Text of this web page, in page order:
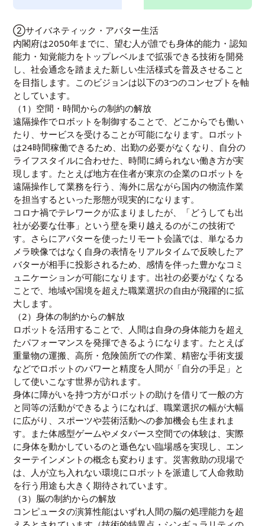
②サイバネティック・アバター生活
内閣府は2050年までに、望む人が誰でも身体的能力・認知
能力・知覚能力をトップレベルまで拡張できる技術を開発
し、社会通念を踏まえた新しい生活様式を普及させること
を目指します。このビジョンは以下の3つのコンセプトを軸
としています。
（1）空間・時間からの制約の解放
遠隔操作でロボットを制御することで、どこからでも働い
たり、サービスを受けることが可能になります。ロボット
は24時間稼働できるため、出勤の必要がなくなり、自分の
ライフスタイルに合わせた、時間に縛られない働き方が実
現します。たとえば地方在住者が東京の企業のロボットを
遠隔操作して業務を行う、海外に居ながら国内の物流作業
を担当するといった形態が現実的になります。
コロナ禍でテレワークが広まりましたが、「どうしても出
社が必要な仕事」という壁を乗り越えるのがこの技術で
す。さらにアバターを使ったリモート会議では、単なるカ
メラ映像ではなく自身の表情をリアルタイムで反映したア
バターが相手に投影されるため、感情を伴った豊かなコミ
ュニケーションが可能になります。出社の必要がなくなる
ことで、地域や国境を超えた職業選択の自由が飛躍的に拡
大します。
（2）身体の制約からの解放
ロボットを活用することで、人間は自身の身体能力を超え
たパフォーマンスを発揮できるようになります。たとえば
重量物の運搬、高所・危険箇所での作業、精密な手術支援
などでロボットのパワーと精度を人間が「自分の手足」と
して使いこなす世界が訪れます。
身体に障がいを持つ方がロボットの助けを借りて一般の方
と同等の活動ができるようになれば、職業選択の幅が大幅
に広がり、スポーツや芸術活動への参加機会も生まれま
す。また体感型ゲームやメタバース空間での体験は、実際
に身体を動かしているのと遜色ない臨場感を実現し、エン
ターテインメントの概念も変わります。災害救助の現場で
は、人が立ち入れない環境にロボットを派遣して人命救助
を行う用途も大きく期待されています。
（3）脳の制約からの解放
コンピュータの演算性能はいずれ人間の脳の処理能力を超